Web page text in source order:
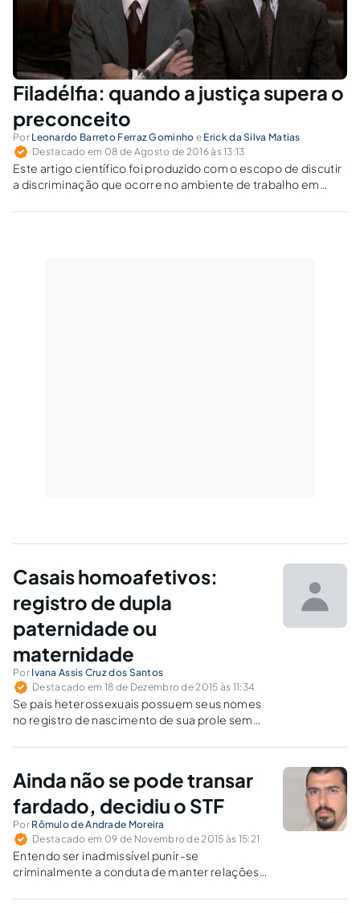
Filadélfia: quando a justiça supera o
preconceito
Por Leonardo Barreto Ferraz Gominho e Erick da Silva Matias
Destacado em 08 de Agosto de 2016 às 13:13
Este artigo científico foi produzido com o escopo de discutir
a discriminação que ocorre no ambiente de trabalho em
Casais homoafetivos:
registro de dupla
paternidade ou
maternidade
Por Ivana Assis Cruz dos Santos
Destacado em 18 de Dezembro de 2015 às 11:34
Se pais heterossexuais possuem seus nomes
no registro de nascimento de sua prole sem
não conceder o mesmo direito aos casais
Ainda não se pode transar
fardado, decidiu o STF
Por Rômulo de Andrade Moreira
Destacado em 09 de Novembro de 2015 às 15:21
Entendo ser inadmissível punir-se
criminalmente a conduta de manter relações
local e das pessoas envolvidas, sejam militares